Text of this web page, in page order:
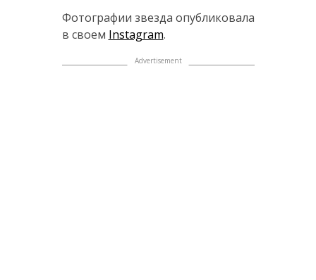
Фотографии звезда опубликовала
в своем Instagram.